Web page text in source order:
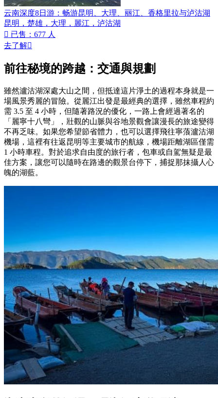
云南深度8日游：畅游昆明、大理、丽江、香格里拉与泸沽湖
昆明，楚雄，大理，麗江，泸沽湖
 已售：677 人
去了解
前往秘境的跨越：交通與規劃
雖然瀘沽湖深處大山之間，但抵達這片淨土的過程本身就是一
場風景秀麗的冒險。從麗江出發是最經典的選擇，雖然車程約
需 3.5 至 4 小時，但隨著路況的優化，一路上會經過著名的
「麗寧十八彎」，壯觀的山脈與谷地景觀會讓漫長的旅途變得
不再乏味。如果您希望節省體力，也可以選擇飛往寧蒗瀘沽湖
機場，這裡有往返昆明等主要城市的航線，機場距離湖區僅需
1 小時車程。對於追求自由度的旅行者，包車或自駕無疑是最
佳方案，讓您可以隨時在路邊的觀景台停下，捕捉那抹攝人心
魄的湖藍。